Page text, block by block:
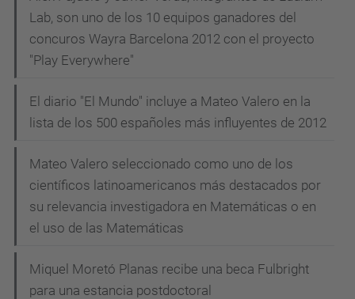
Lab, son uno de los 10 equipos ganadores del
concuros Wayra Barcelona 2012 con el proyecto
"Play Everywhere"
El diario "El Mundo" incluye a Mateo Valero en la
lista de los 500 españoles más influyentes de 2012
Mateo Valero seleccionado como uno de los
científicos latinoamericanos más destacados por
su relevancia investigadora en Matemáticas o en
el uso de las Matemáticas
Miquel Moretó Planas recibe una beca Fulbright
para una estancia postdoctoral